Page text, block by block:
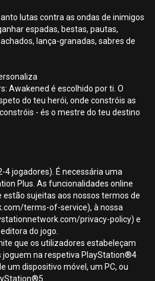
lutas contra as ondas de inimigos
espadas, bestas, pautas,
lança-granadas, sabres de
Awakened é escolhido por ti. O
do teu herói, onde constróis as
- és o mestre do teu destino
4 jogadores). É necessária uma
Plus. As funcionalidades online
sujeitas aos nossos termos de
terms-of-service), à nossa
privacy-policy) e
do jogo.
que os utilizadores estabeleçam
joguem na respetiva PlayStation®4
um dispositivo móvel, um PC, ou